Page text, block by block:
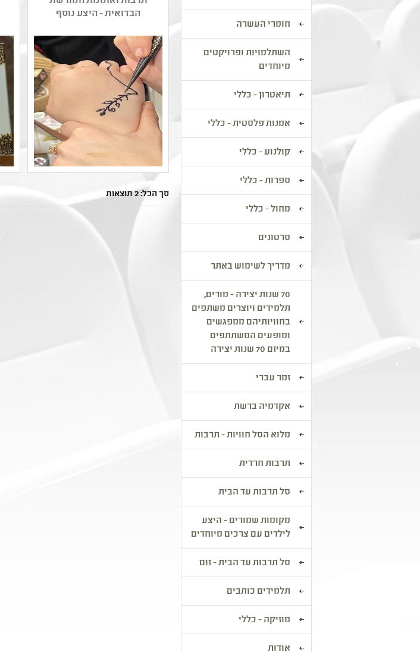
הבדואית - היצע נוסף
שם המפיק: צעדים לעתיד
קטגוריה: בשפה הערבית
,אמנות רב תחומית
קהל יעד: א - יב
נושאים: תרבות ,מורשת
ותרבות בדואית ,מורשת
ותרבות ערבית
סך הכל: 2 תוצאות
חומרי העשרה
השתלמויות ופרויקטים
מיוחדים
תיאטרון - כללי
אמנות פלסטית - כללי
קולנוע - כללי
ספרות - כללי
מחול - כללי
סרטונים
מדריך לשימוש באתר
70 שנות יצירה - מורים,
תלמידים ויוצרים משתפים
בחוויותיהם ממפגשים
ומופעים המשתתפים
במיזם 70 שנות יצירה
זמר עברי
אקדמיה ברשת
מלוא הסל חוויות - תרבות
תרבות חרדית
סל תרבות עד הבית
מקומות שמורים - היצע
לילדים עם צרכים מיוחדים
סל תרבות עד הבית - זום
תלמידים כותבים
מוזיקה - כללי
אודות